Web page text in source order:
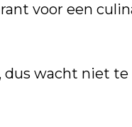
voor een
wacht niet te